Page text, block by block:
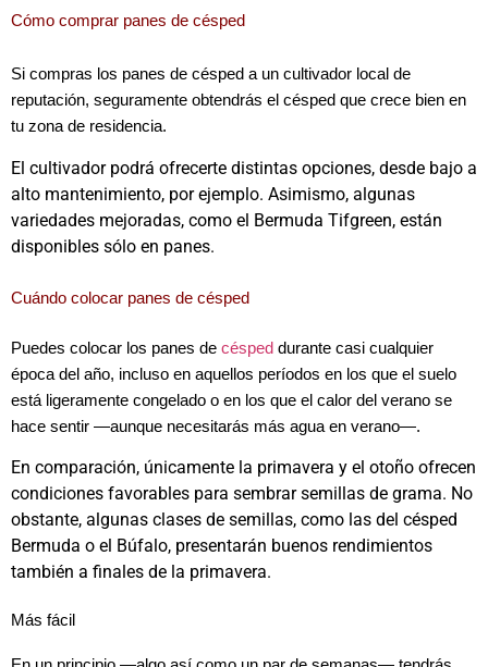
Cómo comprar panes de césped
Si compras los panes de césped a un cultivador local de
reputación, seguramente obtendrás el césped que crece bien en
tu zona de residencia.
El cultivador podrá ofrecerte distintas opciones, desde bajo a
alto mantenimiento, por ejemplo. Asimismo, algunas
variedades mejoradas, como el Bermuda Tifgreen, están
disponibles sólo en panes.
Cuándo colocar panes de césped
Puedes colocar los panes de césped durante casi cualquier
época del año, incluso en aquellos períodos en los que el suelo
está ligeramente congelado o en los que el calor del verano se
hace sentir —aunque necesitarás más agua en verano—.
En comparación, únicamente la primavera y el otoño ofrecen
condiciones favorables para sembrar semillas de grama. No
obstante, algunas clases de semillas, como las del césped
Bermuda o el Búfalo, presentarán buenos rendimientos
también a finales de la primavera.
Más fácil